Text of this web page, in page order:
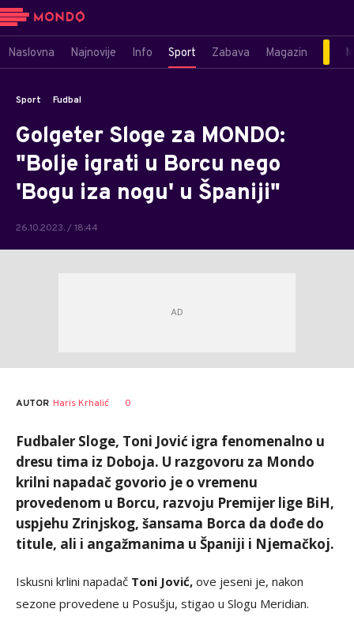
Naslovna Najnovije Info Sport Zabava Magazin
Sport Fudbal
Golgeter Sloge za MONDO:
"Bolje igrati u Borcu nego
'Bogu iza nogu' u Španiji"
26.10.2023. / 18:44
AUTOR Haris Krhalić 0
Fudbaler Sloge, Toni Jović igra fenomenalno u
dresu tima iz Doboja. U razgovoru za Mondo
krilni napadač govorio je o vremenu
provedenom u Borcu, razvoju Premijer lige BiH,
uspjehu Zrinjskog, šansama Borca da dođe do
titule, ali i angažmanima u Španiji i Njemačkoj.
Iskusni krlini napadač Toni Jović, ove jeseni je, nakon
sezone provedene u Posušju, stigao u Slogu Meridian.